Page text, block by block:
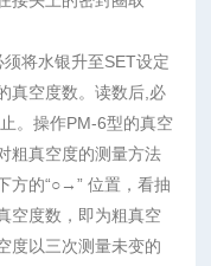
将水银升至SET设定
真空度数。读数后,必
。操作PM-6型的真空
粗真空度的测量方法
方的“○→” 位置，看抽
空度数，即为粗真空
度以三次测量未变的